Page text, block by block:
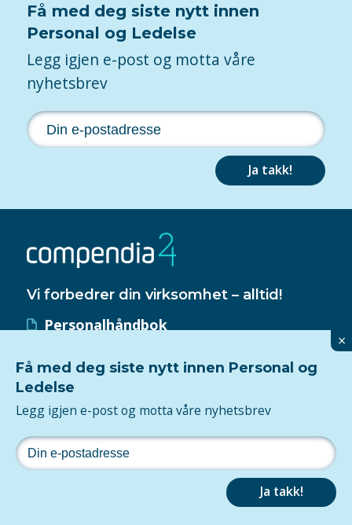
Få med deg siste nytt innen
Personal og Ledelse
Legg igjen e-post og motta våre
nyhetsbrev
Ja takk!
Vi forbedrer din virksomhet – alltid!
Personalhåndbok
Kvalitetssystem
ISO 9001-sertifisering
Følg oss
Personvern
og utviklet avMaksimer
×
Få med deg siste nytt innen Personal og
Ledelse
Legg igjen e-post og motta våre nyhetsbrev
Ja takk!